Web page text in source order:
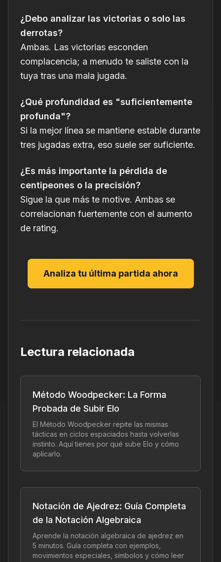
¿Debo analizar las victorias o solo las
derrotas?
Ambas. Las victorias esconden
complacencia; a menudo te saliste con la
tuya tras una mala jugada.
¿Qué profundidad es "suficientemente
profunda"?
Si la mejor línea se mantiene estable durante
tres jugadas extra, eso suele ser suficiente.
¿Es más importante la pérdida de
centipeones o la precisión?
Sigue la que más te motive. Ambas se
correlacionan fuertemente con el aumento
de rating.
Analiza tu última partida ahora
Lectura relacionada
Método Woodpecker: La Forma
Probada de Subir Elo
El Método Woodpecker repite las mismas
tácticas en ciclos espaciados hasta volverlas
instinto. Aquí tienes por qué sube Elo y cómo
aplicarlo.
Notación de Ajedrez: Guía Completa
de la Notación Algebraica
Aprende la notación algebraica de ajedrez en
5 minutos. Guía completa con ejemplos,
movimientos especiales, símbolos y cómo leer